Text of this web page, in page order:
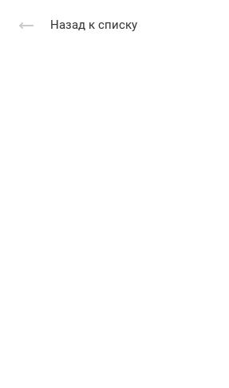
Назад к списку